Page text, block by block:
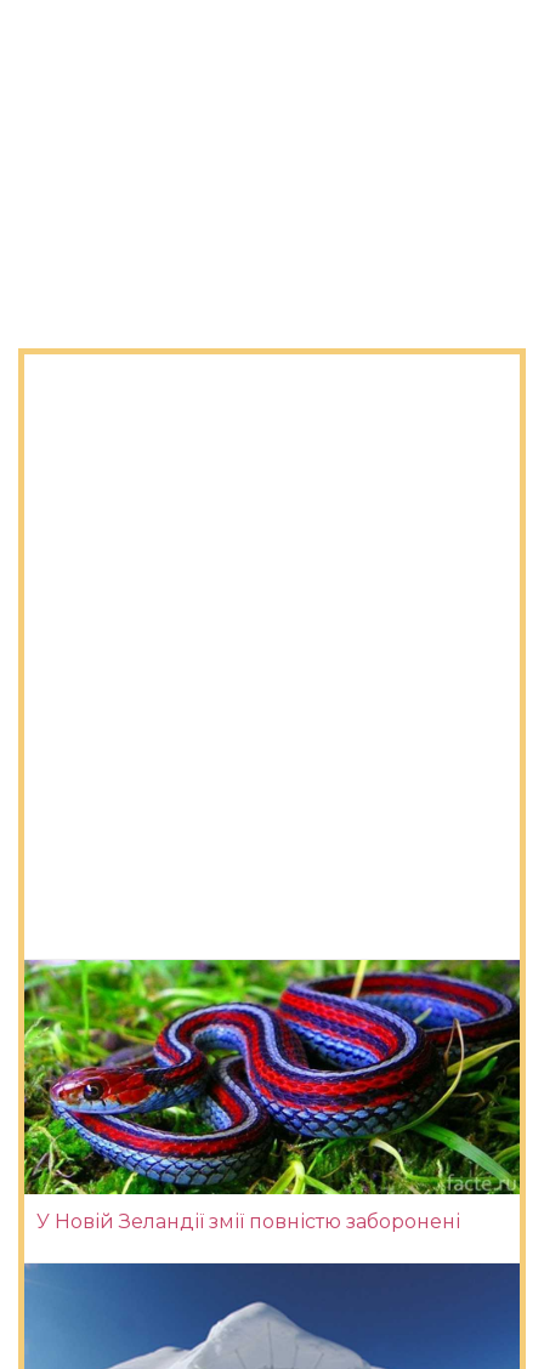
У Новій Зеландії змії повністю заборонені